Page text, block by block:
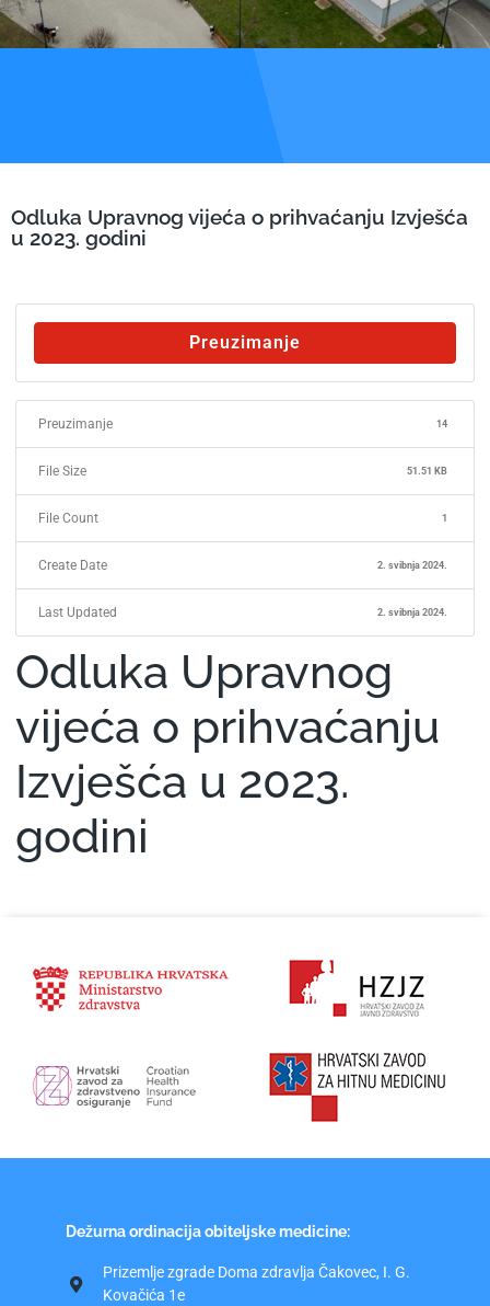
Odluka Upravnog vijeća o prihvaćanju Izvješća
u 2023. godini
Preuzimanje
Preuzimanje 14
File Size 51.51 KB
File Count 1
Create Date 2. svibnja 2024.
Last Updated 2. svibnja 2024.
Odluka Upravnog
vijeća o prihvaćanju
Izvješća u 2023.
godini
Dežurna ordinacija obiteljske medicine:
Prizemlje zgrade Doma zdravlja Čakovec, I. G.
Kovačića 1e